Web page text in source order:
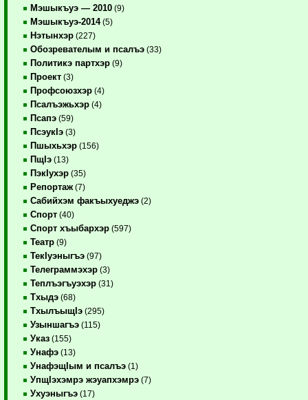
Мэшыкъуэ — 2010 (9)
Мэшыкъуэ-2014(5)
Нэтынхэр (227)
Обозревателым и псалъэ (33)
Политикэ партхэр (9)
Проект (3)
Профсоюзхэр (4)
Псалъэжьхэр (4)
Псапэ (59)
ПсэукIэ (3)
Пшыхьхэр (156)
ПщIэ (13)
ПэкIухэр (35)
Репортаж (7)
Сабийхэм факъыхуеджэ (2)
Спорт (40)
Спорт хъыбархэр (597)
Театр (9)
ТекIуэныгъэ (97)
Телеграммэхэр (3)
Теплъэгъуэхэр (31)
Тхыдэ (68)
ТхылъыщIэ (295)
Узыншагъэ (115)
Указ (155)
Унафэ (13)
УнафэщIым и псалъэ (1)
УпщIэхэмрэ жэуапхэмрэ (7)
Ухуэныгъэ (17)